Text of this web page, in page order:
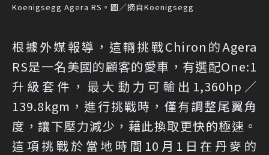
Koenigsegg Agera RS。圖／摘自Koenigsegg
根據外媒報導，這輛挑戰Chiron的Agera
RS是一名美國的顧客的愛車，有選配One:1
升級套件，最大動力可輸出1,360hp／
139.8kgm，進行挑戰時，僅有調整尾翼角
度，讓下壓力減少，藉此換取更快的極速。
這項挑戰於當地時間10月1日在丹麥的